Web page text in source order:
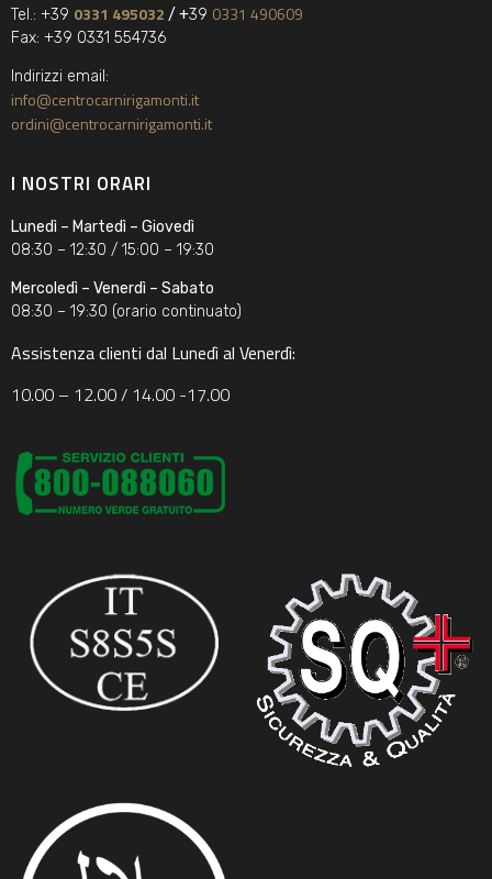
Tel.: +39 0331 495032 / +39 0331 490609
Fax: +39 0331 554736
Indirizzi email:
info@centrocarnirigamonti.it
ordini@centrocarnirigamonti.it
I NOSTRI ORARI
Lunedì – Martedì – Giovedì
08:30 – 12:30 / 15:00 – 19:30
Mercoledì – Venerdì – Sabato
08:30 – 19:30 (orario continuato)
Assistenza clienti dal Lunedì al Venerdì:
10.00 – 12.00 / 14.00 -17.00